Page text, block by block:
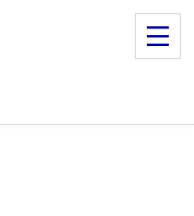
production